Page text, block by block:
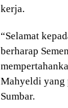
kerja.
“Selamat
berharap
Mahyeldi yang
Sumbar.